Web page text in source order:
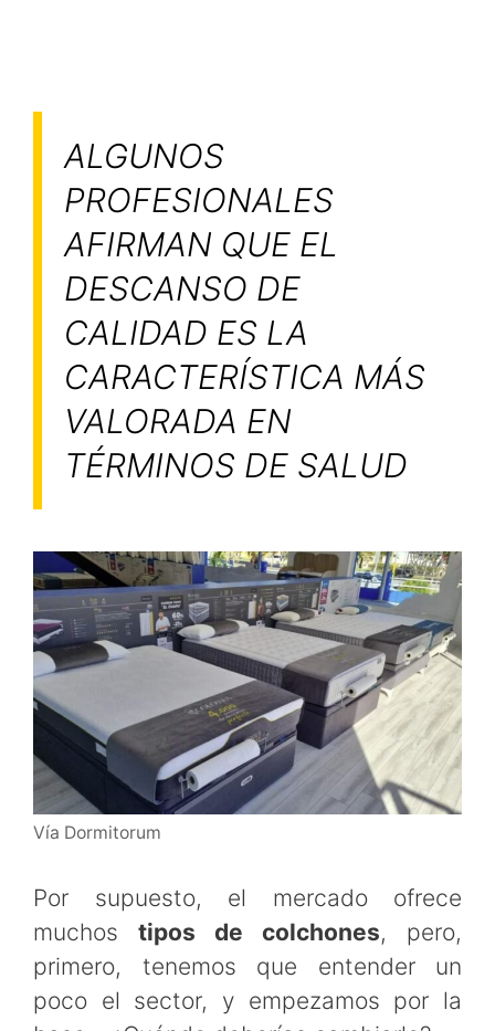
ALGUNOS
PROFESIONALES
AFIRMAN QUE EL
DESCANSO DE
CALIDAD ES LA
CARACTERÍSTICA MÁS
VALORADA EN
TÉRMINOS DE SALUD
Vía Dormitorum
Por supuesto, el mercado ofrece
muchos tipos de colchones, pero,
primero, tenemos que entender un
poco el sector, y empezamos por la